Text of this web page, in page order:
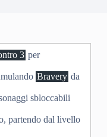
3 per
Bravery da
sbloccabili
partendo dal livello